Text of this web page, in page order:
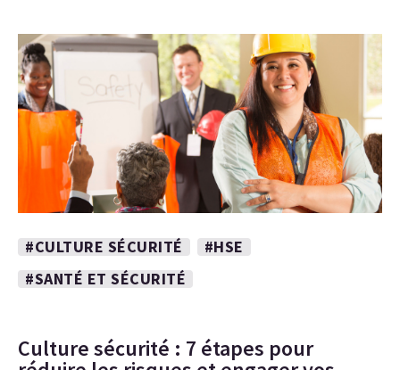
#CULTURE SÉCURITÉ
#HSE
#SANTÉ ET SÉCURITÉ
Culture sécurité : 7 étapes pour